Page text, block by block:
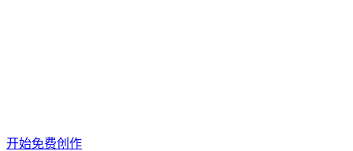
开始免费创作